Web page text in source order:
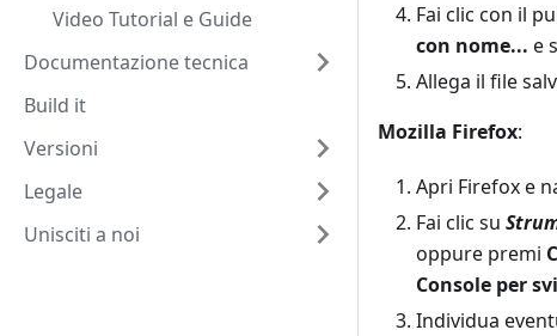
Video Tutorial e Guide
Documentazione tecnica
Build it
Versioni
Legale
Unisciti a noi
Fai clic con il
con nome... e
Allega il file
Mozilla Firefox:
Apri Firefox e
Fai clic su
oppure premi
Console per
Individua